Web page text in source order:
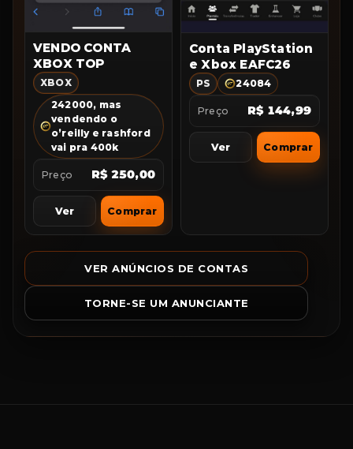
VENDO CONTA
XBOX TOP
XBOX
242000, mas
vendendo o
o’reilly e rashford
vai pra 400k
Preço R$ 250,00
Ver Comprar
Conta PlayStation
e Xbox EAFC26
PS 24084
Preço R$ 144,99
Ver Comprar
VER ANÚNCIOS DE CONTAS
TORNE-SE UM ANUNCIANTE